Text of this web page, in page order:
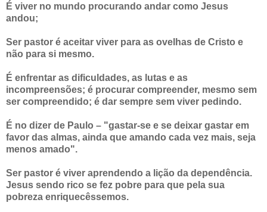
É viver no mundo procurando andar como Jesus
andou;
Ser pastor é aceitar viver para as ovelhas de Cristo e
não para si mesmo.
É enfrentar as dificuldades, as lutas e as
incompreensões; é procurar compreender, mesmo sem
ser compreendido; é dar sempre sem viver pedindo.
É no dizer de Paulo – "gastar-se e se deixar gastar em
favor das almas, ainda que amando cada vez mais, seja
menos amado".
Ser pastor é viver aprendendo a lição da dependência.
Jesus sendo rico se fez pobre para que pela sua
pobreza enriquecêssemos.